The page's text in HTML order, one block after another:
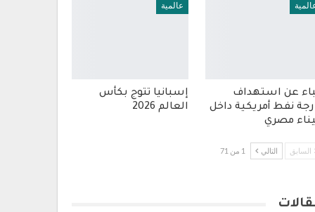
عن استهداف
نفط أمريكية داخل
مصري
عالمية
إسبانيا تتوج بكأس
العالم 2026
السابق التالي 1 من 71